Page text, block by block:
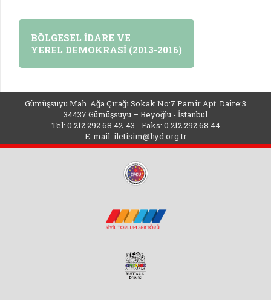
BÖLGESEL İDARE VE
YEREL DEMOKRASİ (2013-2016)
Gümüşsuyu Mah. Ağa Çırağı Sokak No:7 Pamir Apt. Daire:3
34437 Gümüşsuyu – Beyoğlu - İstanbul
Tel: 0 212 292 68 42-43 - Faks: 0 212 292 68 44
E-mail: iletisim@hyd.org.tr